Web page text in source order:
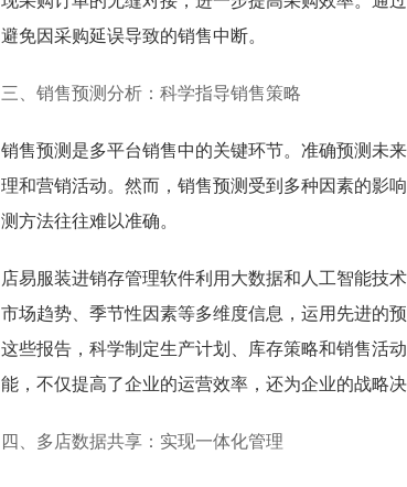
避免因采购延误导致的销售中断。
三、销售预测分析：科学指导销售策略
销售预测是多平台销售中的关键环节。准确预测未
理和营销活动。然而，销售预测受到多种因素的影
测方法往往难以准确。
店易服装进销存管理软件利用大数据和人工智能技
市场趋势、季节性因素等多维度信息，运用先进的
这些报告，科学制定生产计划、库存策略和销售活
能，不仅提高了企业的运营效率，还为企业的战略决
四、多店数据共享：实现一体化管理